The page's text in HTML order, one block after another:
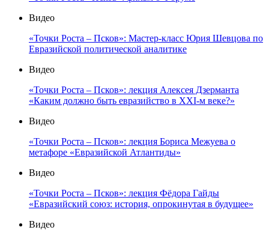
Видео
«Точки Роста – Псков»: Мастер-класс Юрия Шевцова по
Евразийской политической аналитике
Видео
«Точки Роста – Псков»: лекция Алексея Дзерманта
«Каким должно быть евразийство в XXI-м веке?»
Видео
«Точки Роста – Псков»: лекция Бориса Межуева о
метафоре «Евразийской Атлантиды»
Видео
«Точки Роста – Псков»: лекция Фёдора Гайды
«Евразийский союз: история, опрокинутая в будущее»
Видео